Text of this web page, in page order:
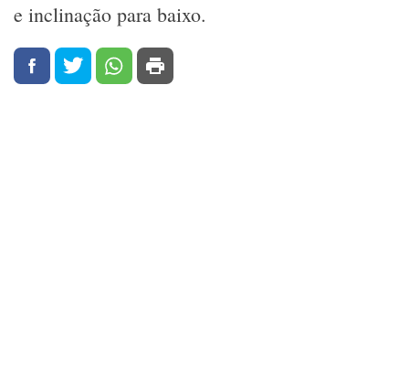
e inclinação para baixo.